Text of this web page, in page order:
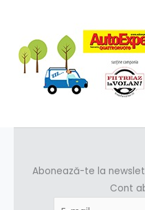
Abonează-te la
Cont